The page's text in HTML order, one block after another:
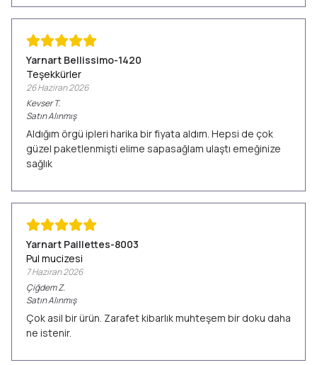
Yarnart Bellissimo-1420
Teşekkürler
26 Haziran 2026
Kevser T.
Satın Alınmış
Aldığım örgü ipleri harika bir fiyata aldım. Hepsi de çok
güzel paketlenmişti elime sapasağlam ulaştı emeğinize
sağlık
Yarnart Paillettes-8003
Pul mucizesi
7 Haziran 2026
ÇiğdemZ.
Satın Alınmış
Çok asil bir ürün. Zarafet kibarlık muhteşem bir doku daha
ne istenir.